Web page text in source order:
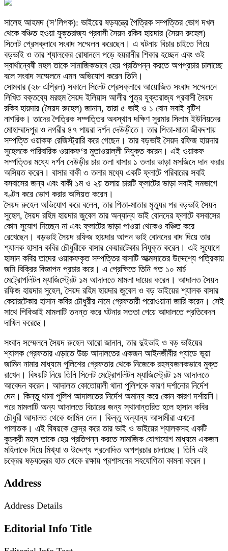
সালেহ আহমদ (স’লিপক): ভাইয়ের ষড়যন্ত্রে পৈত্রিক সম্পত্তির ভোগ দখল
থেকে বঞ্চিত হওয়া যুক্তরাজ্য প্রবাসী সৈয়দ রকিব হায়দার (সৈয়দ রুহেল)
সিলেট প্রেসক্লাবে সংবাদ সম্মেলন করেছেন। এ ঘটনায় বিচার চাইতে গিয়ে
বড়ভাই ও তার শ্যালকের রোষানলে পড়ে হয়রানীর শিকার হচ্ছেন এবং ওই
স্বার্থান্বেষী মহল তাকে সামাজিকভাবে হেয় প্রতিপন্ন করতে অপপ্রচার চালাচ্ছে
বলে সংবাদ সম্মেলনে এমন অভিযোগ করেন তিনি।
সোমবার (২৮ এপ্রিল) সকালে সিলেট প্রেসক্লাবে আয়োজিত সংবাদ সম্মেলনে
লিখিত বক্তব্যে মরহুম সৈয়দ ইলিয়াস আলীর পুত্র যুক্তরাজ্য প্রবাসী সৈয়দ
রকিব হায়দার (সৈয়দ রুহেল) জানান, তারা ৫ ভাই ও ১ বোন সবাই বৃটিশ
নাগরিক। তাদের পৈত্রিক সম্পত্তির অবস্থান দক্ষিণ সুরমার সিলাম ইউনিয়নের
মোহাম্মাদপুর ও নগরীর ৪৭ পায়রা দর্শন দেউড়ীতে। তার পিতা-মাতা জীবদ্দশায়
সম্পত্তি ওয়াকফ রেজিস্ট্রারি করে গেছেন। তার বড়ভাই সৈয়দ রফিজ হায়দার
সুহেলকে পারিবারিক ওয়াকফ‘র মুতাওয়াল্লী নিযুক্ত করেন। এই ওয়াকফ
সম্পত্তির মধ্যে দর্শন দেউড়ীর চার তলা বাসার ১ তলার ভাড়া মসজিদে দান করার
অসিয়ত করেন। বাসার বাকী ৩ তলার মধ্যে একটি ফ্লাটে পরিবারের সবাই
বসবাসের জন্য এবং বাকী ১ম ও ২য় তলায় চারটি ফ্লাটের ভাড়া সবাই সমভাগে
বণ্টন করে ভোগ করার অসিয়ত করেন।
সৈয়দ রুহেল অভিযোগ করে বলেন, তার পিতা-মাতার মৃত্যুর পর বড়ভাই সৈয়দ
সুহেল, সৈয়দ রহিম হায়দার জুবেল তার অন্যান্য ভাই বোনদের ফ্লাটে বসবাসের
কোন সুযোগ দিচ্ছেন না এবং ফ্লাটের ভাড়া পাওয়া থেকেও বঞ্চিত করে
রেখেছেন। বড়ভাই সৈয়দ রফিজ হায়দার আপন ভাই বোনদের বাদ দিয়ে তার
শ্যালক হাসান কবির চৌধুরীকে বাসার কেয়ারটেকার নিযুক্ত করেন। এই সুযোগে
হাসান কবির তাদের ওয়াকফকৃত সম্পত্তির বাসাটি আত্মসাতের উদ্দেশ্যে পত্রিকায়
জমি বিক্রির বিজ্ঞাপন প্রচার করে। এ প্রেক্ষিতে তিনি গত ১০ মার্চ
মেট্রোপলিটন ম্যাজিস্ট্রেট ১ম আদালতে মামলা দায়ের করেন। আদালত সৈয়দ
রফিজ হায়দার সুহেল, সৈয়দ রহিম হায়দার জুবেল ও বড় ভাইয়ের শ্যালক বাসার
কেয়ারটেকার হাসান কবির চৌধুরীর নামে গ্রেফতারী পরোওয়ানা জারি করেন। সেই
সাথে পিবিআই মামলাটি তদন্ত করে ঘটনার সততা পেয়ে আদালতে প্রতিবেদন
দাখিল করেছে।
সংবাদ সম্মেলনে সৈয়দ রুহেল আরো জানান, তার দুইভাই ও বড় ভাইয়ের
শ্যালক গ্রেফতার এড়াতে উচ্চ আদালতের একজন আইনজীবীর প্যাডে ভূয়া
জামিন নামার মাধ্যমে পুলিশের গ্রেফতার থেকে নিজেকে রহস্যজনকভাবে মুক্ত
রাখেন। বিষয়টি নিয়ে তিনি সিলেট মেট্রোপলিটন ম্যাজিস্ট্রেট ১ম আদালতে
আবেদন করেন। আদালত কোতোয়ালী থানা পুলিশকে কারণ দর্শানোর নির্দেশ
দেন। কিন্তু থানা পুলিশ আদালতের নির্দেশ অমান্য করে কোন কারণ দর্শায়নি।
পরে মামলাটি অন্য আদালতে বিচারের জন্য স্থানান্তরিত হলে হাসান কবির
চৌধুরী আদালত থেকে জামিন নেন। কিন্তু অন্যান্য আসামীরা এখনো
পালাতক। এই বিষয়কে কেন্দ্র করে তার ভাই ও ভাইয়ের শ্যালকসহ একটি
কুচক্রী মহল তাকে হেয় প্রতিপন্ন করতে সামাজিক যোগাযোগ মাধ্যমে একজন
মহিলাকে দিয়ে মিথ্যা ও উদ্দেশ্য প্রনোদিত অপপ্রচার চালাচ্ছে। তিনি এই
চক্রের ষড়যন্ত্রের হাত থেকে রক্ষায় প্রশাসনের সহযোগিতা কামনা করেন।
Address
Address Details
Editorial Info Title